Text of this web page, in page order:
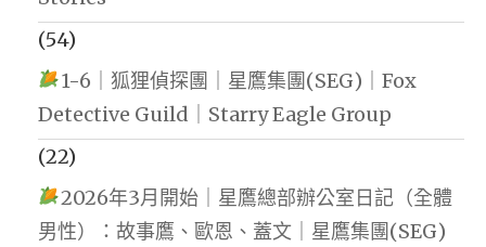
(54)
1-6｜狐狸偵探團｜星鷹集團(SEG)｜Fox
Detective Guild｜Starry Eagle Group
(22)
2026年3月開始｜星鷹總部辦公室日記（全體
男性）：故事鷹、歐恩、蓋文｜星鷹集團(SEG)